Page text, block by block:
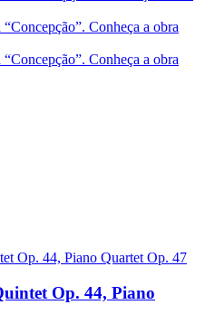
Conheça a obra
Conheça a obra
Op. 44, Piano